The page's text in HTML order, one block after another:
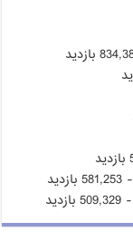
- 581,253 بازدید
- 509,329 بازدید